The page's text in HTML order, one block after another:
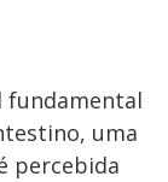
fundamental
uma
percebida